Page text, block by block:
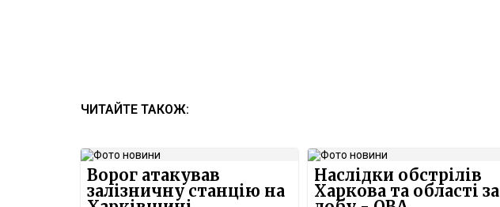
ЧИТАЙТЕ ТАКОЖ:
Ворог атакував
залізничну станцію на
Наслідки обстрілів
Харкова та області за